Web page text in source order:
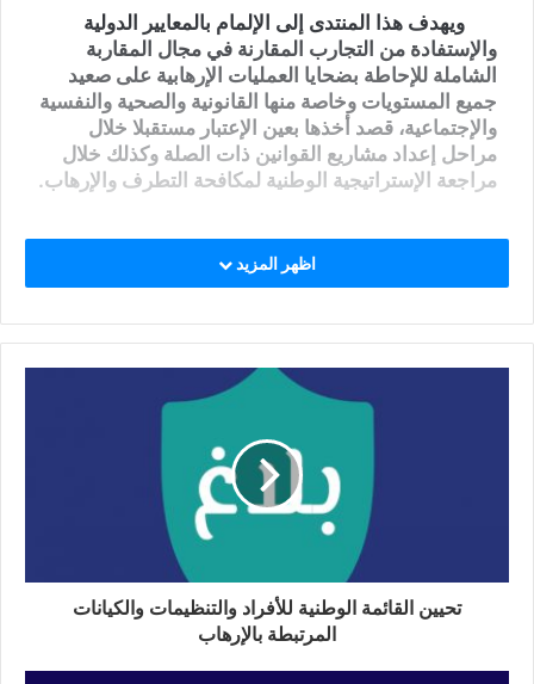
ويهدف هذا المنتدى إلى الإلمام بالمعايير الدولية
والإستفادة من التجارب المقارنة في مجال المقاربة
الشاملة للإحاطة بضحايا العمليات الإرهابية على صعيد
جميع المستويات وخاصة منها القانونية والصحية والنفسية
والإجتماعية، قصد أخذها بعين الإعتبار مستقبلا خلال
مراحل إعداد مشاريع القوانين ذات الصلة وكذلك خلال
مراجعة الإستراتيجية الوطنية لمكافحة التطرف والإرهاب.
اظهر المزيد
تحيين القائمة الوطنية للأفراد والتنظيمات والكيانات
المرتبطة بالإرهاب